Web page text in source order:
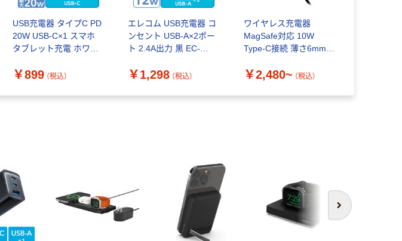
USB充電器 タイプC PD
20W USB-C×1 スマホ
タブレット充電 ホワイ
レコム 1個
￥899 （税込）
エレコム USB充電器 コ
ンセント USB-A×2ポー
ト 2.4A出力 黒 EC-
￥1,298 （税込）
ワイヤレス充電器
MagSafe対応 10W
Type-C接続 薄さ6mm
￥2,480~ （税込）
次へ